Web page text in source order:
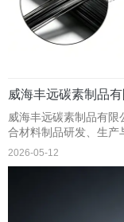
威海丰远碳素制品有
威海丰远碳素制品有
合材料制品研发、生产
2026-05-12